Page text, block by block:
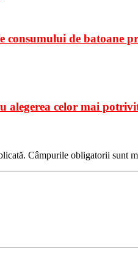
consumului de batoane
alegerea celor mai
Câmpurile obligatorii sunt